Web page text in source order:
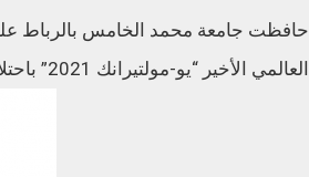
حافظت جامعة محمد الخامس بالرباط
العالمي الأخير “يو-مولتيرانك 2021” باحتلالها للمركز الأول في المغرب .